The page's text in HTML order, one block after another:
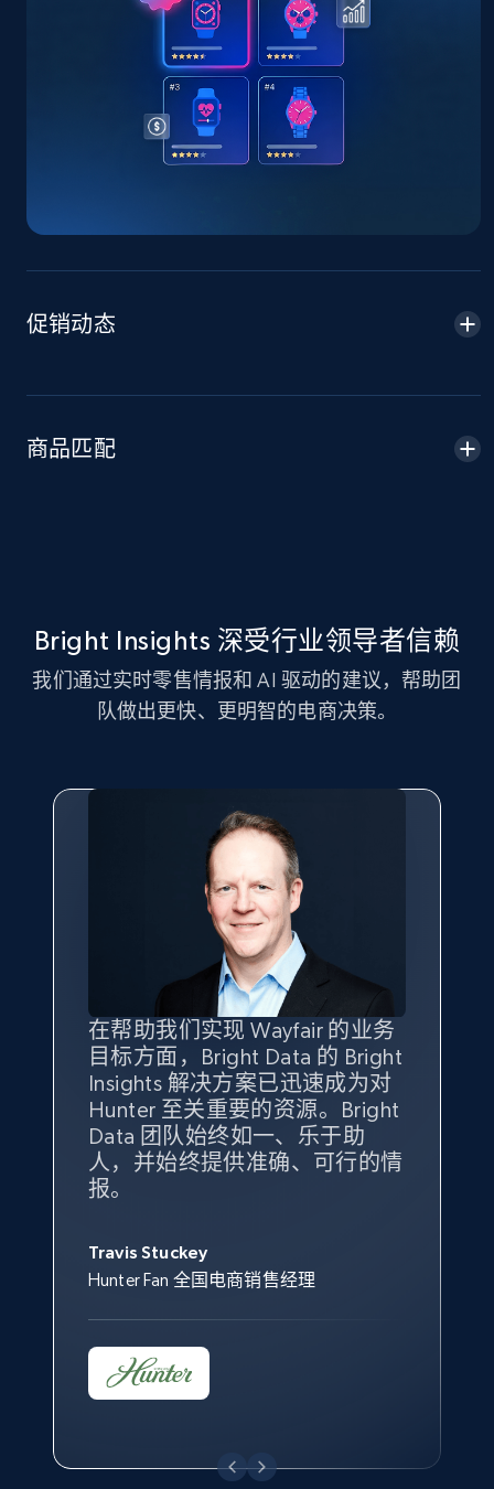
URL, Title, Available, Description, Currency, Initial
price, Final price, Discount percent, and more.
668+
price, Final price, Discount percent, and more.
5.4K+
Amazon sellers info
URL, Product id, Title, Seller name, Seller rating,
Seller reviews, Breadcrumbs, Root category, and
eBay - Gather data on products using
URL, Product id, Title, Seller name, Seller rating,
Seller reviews, Breadcrumbs, Root category, and
more.
2.5K+ 359+ 立即开始
eBay - Collect products from shops on eBay
Seller reviews, Breadcrumbs, Root category, and
more.
URL, Product id, Title, Seller name, Seller rating,
促销动态
商品匹配
Bright Insights 深受行业领导者信赖
我们通过实时零售情报和 AI 驱动的建议，帮助团
队做出更快、更明智的电商决策。
在帮助我们实现 Wayfair 的业务
目标方面，Bright Data 的 Bright
Insights 解决方案已迅速成为对
Hunter 至关重要的资源。Bright
Data 团队始终如一、乐于助
人，并始终提供准确、可行的情
报。
Travis Stuckey
Hunter Fan 全国电商销售经理
Bright Insights 的数据极大地支
持了我们公司的目标。每个产品
类别的市场份额帮助我们以主要
竞争对手为基准，而供应商的销
售情况则从战术上帮助我们的营
销团队扩大产品种类。
Overstock 的客户战略与洞察总监
我们之所以选择 Bright
Insights，是因为它能够跟踪销
售情况，并绘制对我们业务至关
重要的竞争产品类别图。
Yael Fridman
Keter 的市场总监
借助 Bright Data 的解决方案，
我们获得了对市场领域、产品、
竞争格局以及消费者行为趋势的
独特且全面的洞察。
Beverly Taylor
Kingston Brass, Inc. 商品规划总监